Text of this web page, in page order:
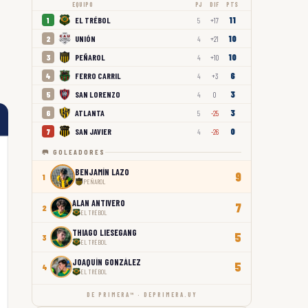
EQUIPO PJ DIF PTS
1 EL TRÉBOL 5 +17 11
2 UNIÓN 4 +21 10
3 PEÑAROL 4 +10 10
4 FERRO CARRIL 4 +3 6
5 SAN LORENZO 4 0 3
6 ATLANTA 5 -25 3
7 SAN JAVIER 4 -26 0
🥅 GOLEADORES
1 BENJAMÍN LAZO
PEÑAROL 9
2 ALAN ANTIVERO
EL TRÉBOL 7
3 THIAGO LIESEGANG
EL TRÉBOL 5
4 JOAQUÍN GONZÁLEZ
EL TRÉBOL 5
DE PRIMERA™ · DEPRIMERA.UY